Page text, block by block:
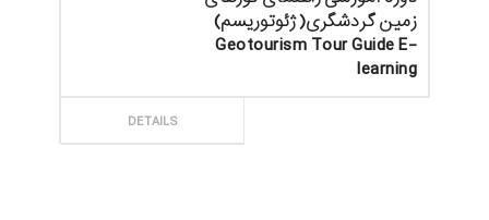
زمین گردشگری(ژئوتوریسم)
Geotourism Tour Guide E-
learning
DETAILS